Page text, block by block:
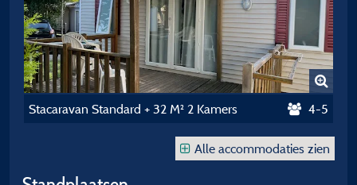
Stacaravan Standard + 32 M² 2 Kamers 4-5
Alle accommodaties zien